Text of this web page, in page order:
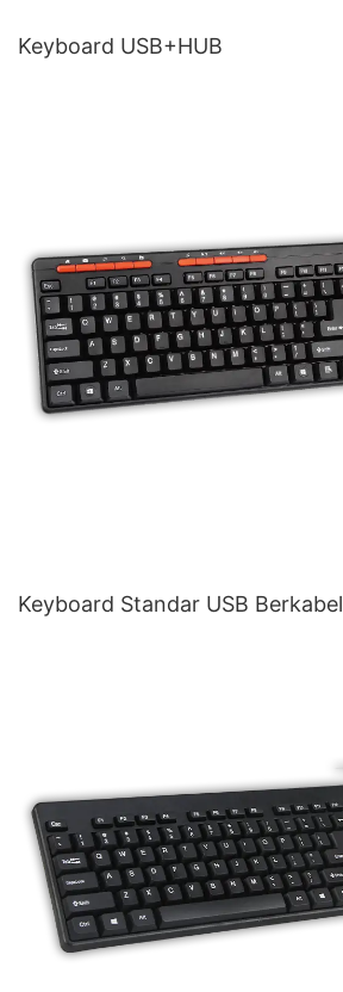
Keyboard USB+HUB
Keyboard Standar USB Berkabel